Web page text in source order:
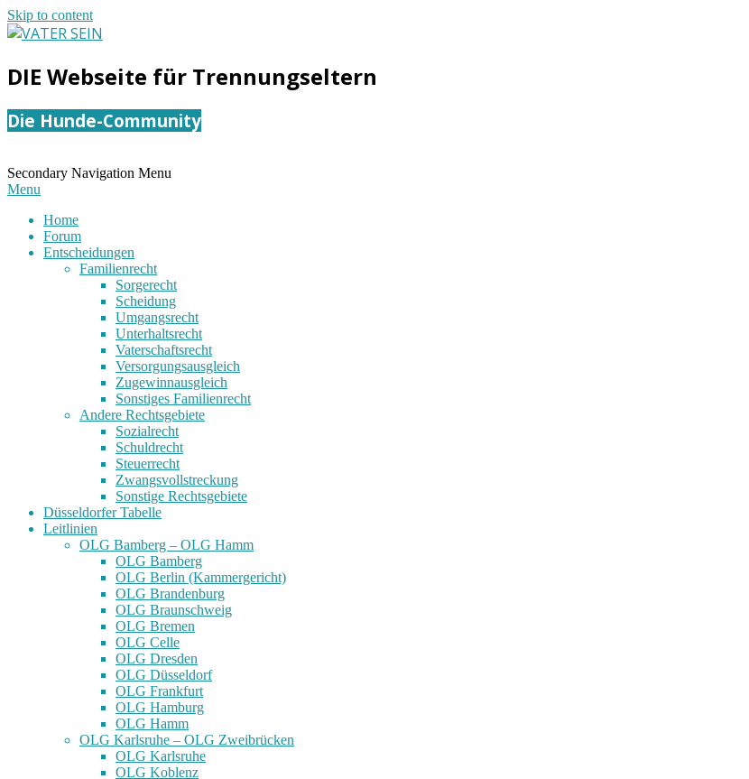
Skip to content
SEIN
DIE Webseite für Trennungseltern
Die Hunde-Community
Secondary Navigation Menu
Menu
Home
Forum
Entscheidungen
Familienrecht
Sorgerecht
Scheidung
Umgangsrecht
Unterhaltsrecht
Vaterschaftsrecht
Versorgungsausgleich
Zugewinnausgleich
Sonstiges Familienrecht
Andere Rechtsgebiete
Sozialrecht
Schuldrecht
Steuerrecht
Zwangsvollstreckung
Sonstige Rechtsgebiete
Düsseldorfer Tabelle
Leitlinien
OLG Bamberg – OLG Hamm
OLG Bamberg
OLG Berlin (Kammergericht)
OLG Brandenburg
OLG Braunschweig
OLG Bremen
OLG Celle
OLG Dresden
OLG Düsseldorf
OLG Frankfurt
OLG Hamburg
OLG Hamm
OLG Karlsruhe – OLG Zweibrücken
OLG Karlsruhe
OLG Koblenz